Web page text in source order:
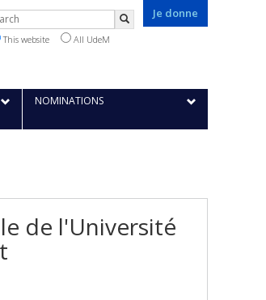
Je donne
This website All UdeM
NOMINATIONS
de l'Université